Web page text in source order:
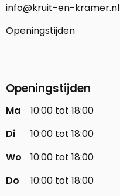
info@kruit-en-kramer.nl
Openingstijden
Openingstijden
Ma
10:00 tot 18:00
Di
10:00 tot 18:00
Wo
10:00 tot 18:00
Do
10:00 tot 18:00